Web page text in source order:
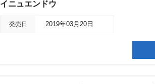
イニュエンドウ
発売日 2019年03月20日